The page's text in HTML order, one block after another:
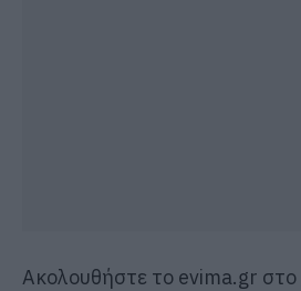
Ακολουθήστε το evima.gr στο